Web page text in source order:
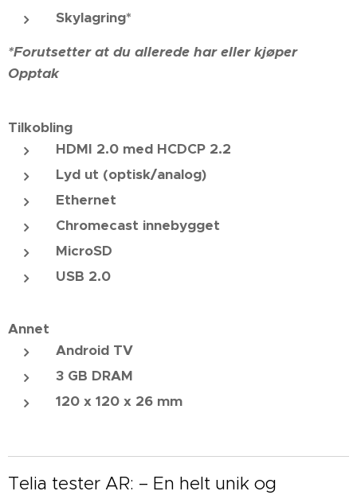
Skylagring*
*Forutsetter at du allerede har eller kjøper
Opptak
Tilkobling
HDMI 2.0 med HCDCP 2.2
Lyd ut (optisk/analog)
Ethernet
Chromecast innebygget
MicroSD
USB 2.0
Annet
Android TV
3 GB DRAM
120 x 120 x 26 mm
Telia tester AR: – En helt unik og